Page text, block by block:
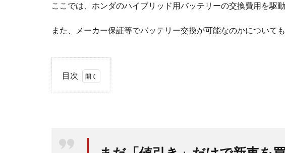
ここでは、ホンダのハイブリッド用バッテリーの交換費用を駆
また、メーカー保証等でバッテリー交換が可能なのかについて
目次
ハ